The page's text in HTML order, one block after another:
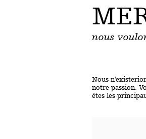
nous
Nous
notre passion.
êtes les